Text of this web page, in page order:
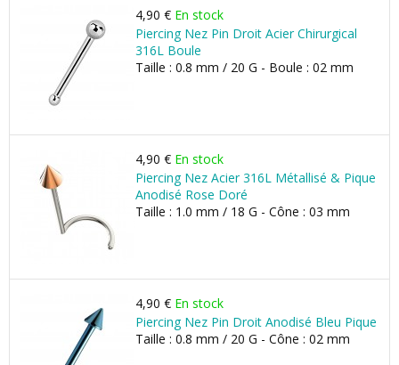
4,90 € En stock
Piercing Nez Pin Droit Acier Chirurgical
316L Boule
Taille : 0.8 mm / 20 G - Boule : 02 mm
4,90 € En stock
Piercing Nez Acier 316L Métallisé & Pique
Anodisé Rose Doré
Taille : 1.0 mm / 18 G - Cône : 03 mm
4,90 € En stock
Piercing Nez Pin Droit Anodisé Bleu Pique
Taille : 0.8 mm / 20 G - Cône : 02 mm